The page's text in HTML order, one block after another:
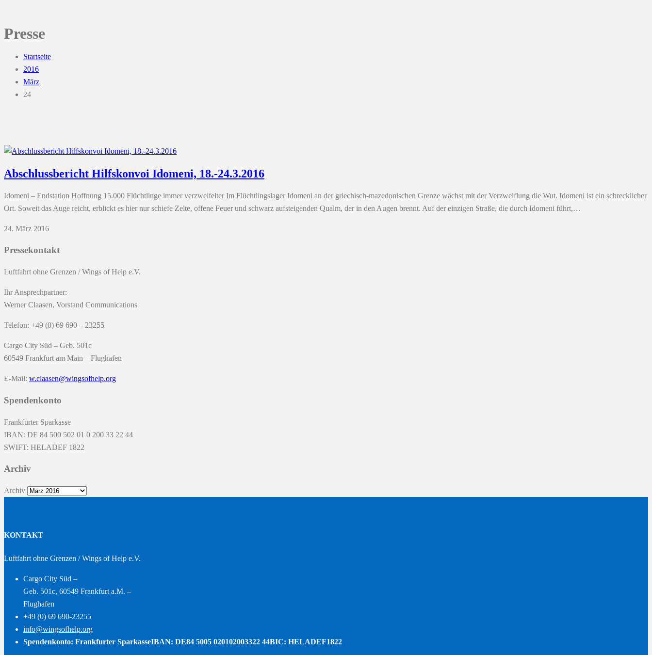
Presse
Startseite
2016
März
24
Abschlussbericht Hilfskonvoi Idomeni, 18.-24.3.2016
Idomeni – Endstation Hoffnung 15.000 Flüchtlinge immer verzweifelter Im Flüchtlingslager Idomeni an der griechisch-mazedonischen Grenze wächst mit der Verzweiflung die Wut. Idomeni ist ein schrecklicher
Ort. Soweit das Auge reicht, erblickt es hier nur schiefe Zelte, offene Feuer und schwarz aufsteigenden Qualm, der in den Augen brennt. Auf der einzigen Straße, die durch Idomeni führt,…
24. März 2016
Pressekontakt
Luftfahrt ohne Grenzen / Wings of Help e.V.
Ihr Ansprechpartner:
Werner Claasen, Vorstand Communications
Telefon: +49 (0) 69 690 – 23255
Cargo City Süd – Geb. 501c
60549 Frankfurt am Main – Flughafen
E-Mail: w.claasen@wingsofhelp.org
Spendenkonto
Frankfurter Sparkasse
IBAN: DE 84 500 502 01 0 200 33 22 44
SWIFT: HELADEF 1822
Archiv
Archiv
KONTAKT
Luftfahrt ohne Grenzen / Wings of Help e.V.
Cargo City Süd –
Geb. 501c, 60549 Frankfurt a.M. –
Flughafen
+49 (0) 69 690-23255
info@wingsofhelp.org
Spendenkonto: Frankfurter SparkasseIBAN: DE84 5005 020102003322 44BIC: HELADEF1822